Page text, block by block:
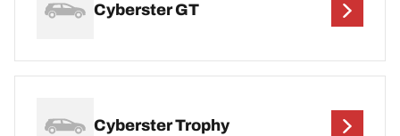
Cyberster GT
Cyberster Trophy